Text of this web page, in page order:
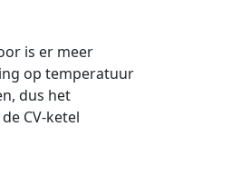
is er meer
op temperatuur
dus het
CV-ketel